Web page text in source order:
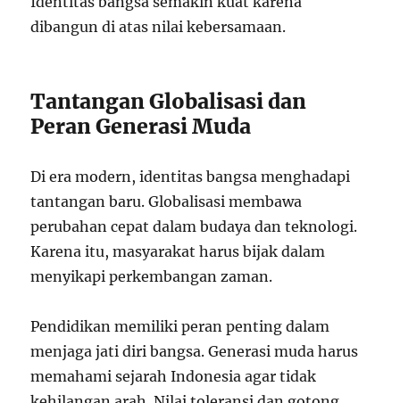
dibangun di atas nilai kebersamaan.
Tantangan Globalisasi dan
Peran Generasi Muda
Di era modern, identitas bangsa menghadapi
tantangan baru. Globalisasi membawa
perubahan cepat dalam budaya dan teknologi.
Karena itu, masyarakat harus bijak dalam
menyikapi perkembangan zaman.
Pendidikan memiliki peran penting dalam
menjaga jati diri bangsa. Generasi muda harus
memahami sejarah Indonesia agar tidak